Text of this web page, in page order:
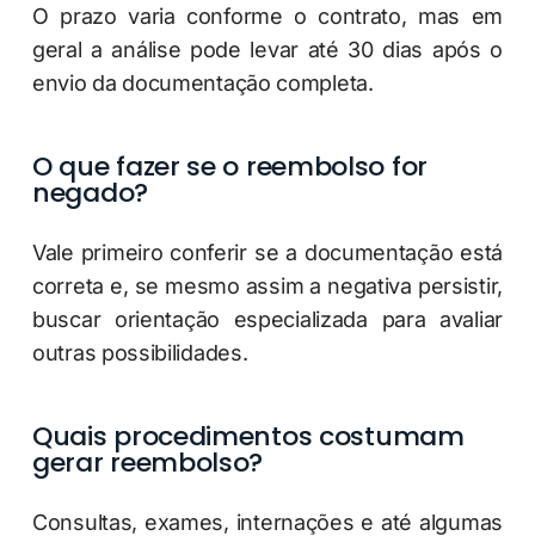
O prazo varia conforme o contrato, mas em
geral a análise pode levar até 30 dias após o
envio da documentação completa.
O que fazer se o reembolso for
negado?
Vale primeiro conferir se a documentação está
correta e, se mesmo assim a negativa persistir,
buscar orientação especializada para avaliar
outras possibilidades.
Quais procedimentos costumam
gerar reembolso?
Consultas, exames, internações e até algumas